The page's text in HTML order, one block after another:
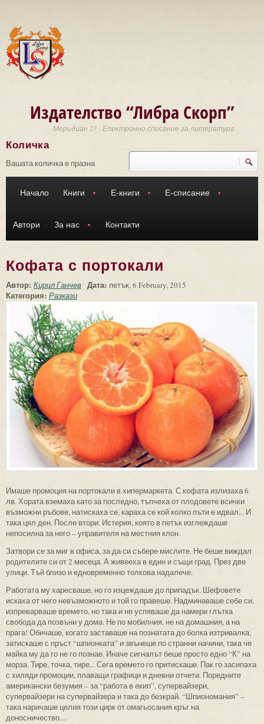
Издателство “Либра Скорп”
Меридиан 27 - Електронно списание за литература
Търси
Количка
Вашата количка е празна
Начало Книги Е-книги Е-списание
Автори За нас Контакти
Кофата с портокали
Автор: Кирил Ганчев Дата: петък, 6 February, 2015
Категория: Разкази
Имаше промоция на портокали в хипермаркета. С кофата излизаха 6
лв. Хората вземаха като за последно, тъпчеха от плодовете всички
възможни ръбове, натискаха се, караха се кой колко пъти е идвал... И
така цял ден. После втори. Истерия, която в петък изглеждаше
непосилна за него – управителя на местния клон.
Затвори се за миг в офиса, за да си събере мислите. Не беше виждал
родителите си от 2 месеца. А живееха в един и същи град. През две
улици. Тъй близо и едновременно толкова надалече.
Работата му харесваше, но го изцеждаше до припадък. Шефовете
искаха от него невъзможното и той го правеше. Надминаваше себе си,
изпреварваше времето, но така и не успяваше да намери глътка
свобода да позвъни у дома. Не по мобилния, не на домашния, а на
прага! Обичаше, когато заставаше на познатата до болка изтривалка,
затискаше с пръст “шпионката” и звънеше по странни начини, така че
майка му да го не го познае. Иначе сигналът беше просто едно “К” на
морза. Тире, точка, тире... Сега времето го притискаше. Пак го засипаха
с хиляди промоции, плаващи графици и дневни отчети. Поредните
американски безумия – за “работа в екип”, супервайзери,
супервайзери на супервайзера и така до безкрай. “Шпиономания” –
така наричаше целия този цирк от омагьосания кръг на
доносничество....